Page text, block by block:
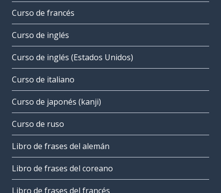
Curso de francés
Curso de inglés
Curso de inglés (Estados Unidos)
Curso de italiano
Curso de japonés (kanji)
Curso de ruso
Libro de frases del alemán
Libro de frases del coreano
Libro de frases del francés